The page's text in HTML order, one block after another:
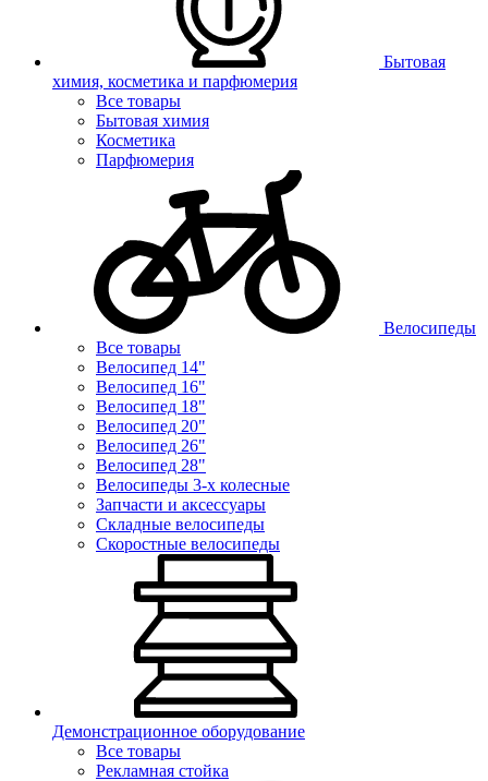
Бытовая
химия, косметика и парфюмерия
Все товары
Бытовая химия
Косметика
Парфюмерия
Велосипеды
Все товары
Велосипед 14"
Велосипед 16"
Велосипед 18"
Велосипед 20"
Велосипед 26"
Велосипед 28"
Велосипеды 3-х колесные
Запчасти и аксессуары
Складные велосипеды
Скоростные велосипеды
Демонстрационное оборудование
Все товары
Рекламная стойка